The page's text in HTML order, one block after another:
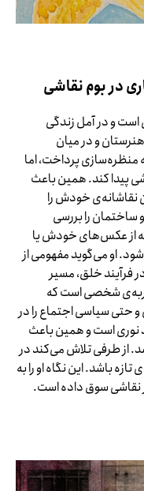
در بوم نقاشی
معماری است و در آمل زندگی
و در میان
پرداخت، اما
پیدا کند. همین باعث
نقاشانه‌ی خودش را
را بررسی
از عکس‌های خودش یا
او می‌گوید مفهومی از
فرآیند خلق، مسیر
شخصی است که
حتی سیاسی اجتماع را در
نوری است و همین باعث
از طرفی تلاش می‌کند در
باشد. این نگاه او را به
نقاشی سوق داده است.